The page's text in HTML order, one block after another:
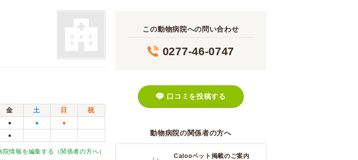
金 土 日
祝
● ● ●
●
院情報を編集する（関係者の方へ）
この動物病院への問い合わせ
0277-46-0747
口コミを投稿する
動物病院の関係者の方へ
Calooペット掲載のご案内